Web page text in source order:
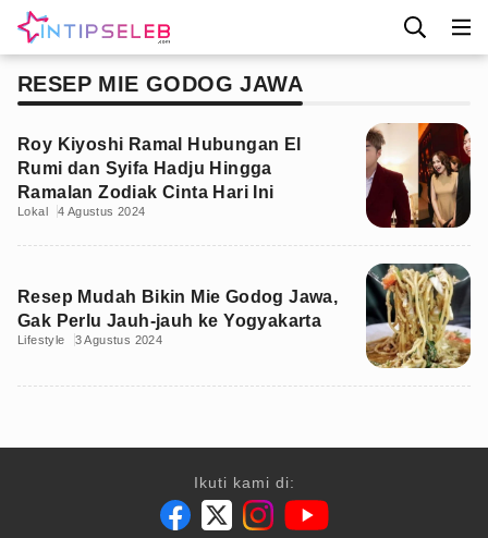
RESEP MIE GODOG JAWA
Roy Kiyoshi Ramal Hubungan El
Rumi dan Syifa Hadju Hingga
Ramalan Zodiak Cinta Hari Ini
Lokal 4 Agustus 2024
Resep Mudah Bikin Mie Godog Jawa,
Gak Perlu Jauh-jauh ke Yogyakarta
Lifestyle 3 Agustus 2024
Ikuti kami di: